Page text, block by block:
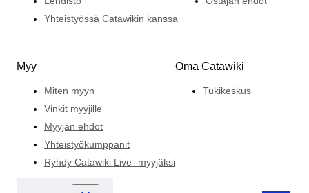
Yhteistyössä Catawikin kanssa
Myy
Miten myyn
Vinkit myyjille
Myyjän ehdot
Yhteistyökumppanit
Ryhdy Catawiki Live -myyjäksi
Oma Catawiki
Tukikeskus